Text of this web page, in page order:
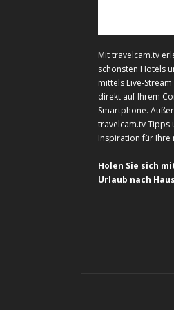
Mit travelcam.tv
schönsten Hotels
mittels Live-
direkt auf Ihrem
Smartphone.
travelcam.tv Tipps
Inspiration für Ihre
Holen Sie sich
Urlaub nach